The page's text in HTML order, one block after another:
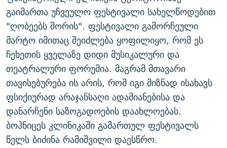
გაიმართა უჩვეულო ფესტივალი სახელწოდებით
"ღობეებს შორის". ფესტივალი გამორჩეული
მარტო იმითაც შეიძლება ყოფილიყო, რომ ეს
ჩეხეთის ყველაზე დიდი მუსიკალური და
თეატრალური ფორუმია. მაგრამ მთავარი
თავისებურება ის არის, რომ იგი მიზნად ისახავს
ფსიქიურად არაჯანსაღი ადამიანებისა და
დანარჩენი საზოგადოების დაახლოებას.
ბოჰნიცეს კლინიკაში გამართულ ფესტივალს
წელს ბიძინა რამიშვილი დაესწრო.